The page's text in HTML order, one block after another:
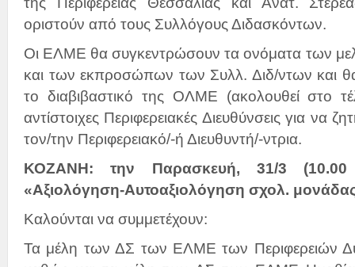
οριστούν από τους Συλλόγους Διδασκόντων.
Οι ΕΛΜΕ θα συγκεντρώσουν τα ονόματα των
και των εκπροσώπων των Συλλ. Διδ/ντων και
το διαβιβαστικό της ΟΛΜΕ (ακολουθεί στο
αντίστοιχες Περιφερειακές Διευθύνσεις για να
τον/την Περιφερειακό/-ή Διευθυντή/-ντρια.
ΚΟΖΑΝΗ: την Παρασκευή, 31/3
«Αξιολόγηση-Αυτοαξιολόγηση σχολ.
Καλούνται να συμμετέχουν:
Τα μέλη των ΔΣ των ΕΛΜΕ των Περιφερειών